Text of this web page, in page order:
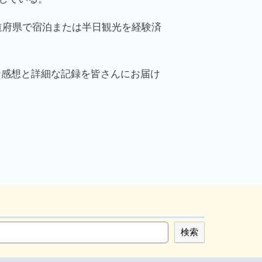
県で宿泊または半日観光を経験済
想と詳細な記録を皆さんにお届け
検索